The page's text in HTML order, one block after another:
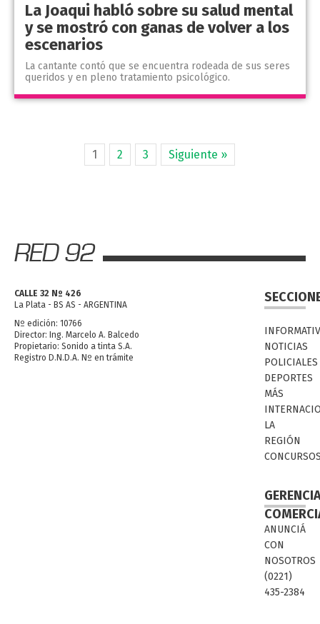
La Joaqui habló sobre su salud mental
y se mostró con ganas de volver a los
escenarios
La cantante contó que se encuentra rodeada de sus seres
queridos y en pleno tratamiento psicológico.
1 2 3 Siguiente »
CALLE 32 Nº 426
La Plata - BS AS - ARGENTINA
Nº edición: 10766
Director: Ing. Marcelo A. Balcedo
Propietario: Sonido a tinta S.A.
Registro D.N.D.A. Nº en trámite
NOTICIAS
POLICIALES
DEPORTES
MÁS
LA
REGIÓN
ANUNCIÁ
CON
NOSOTROS
(0221)
435-2384